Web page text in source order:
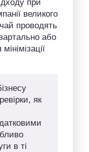
при
великого
проводять
або
як
в ті